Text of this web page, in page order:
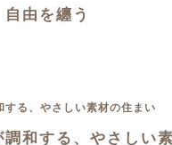
由を纏う
和する、やさしい